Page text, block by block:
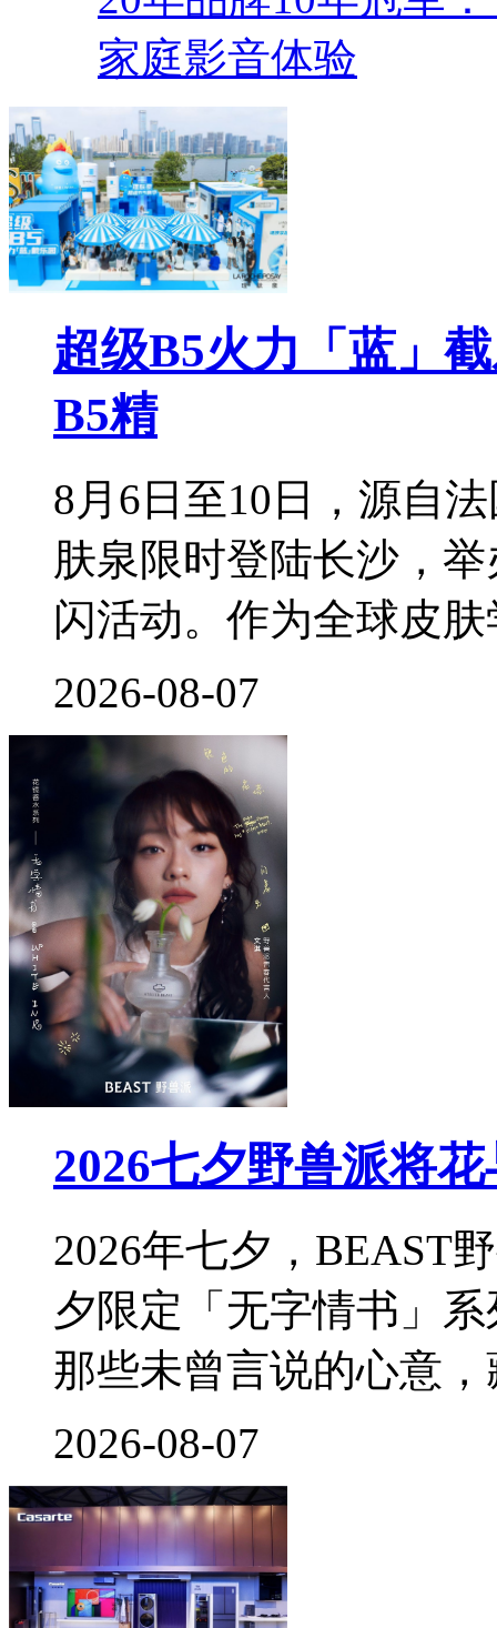
家庭影音体验
超级B5火力「蓝」
B5精
8月6日至10日，源自
肤泉限时登陆长沙，
闪活动。作为全球皮
2026-08-07
2026七夕野兽派将
2026年七夕，BEAST
夕限定「无字情书」
那些未曾言说的心意
2026-08-07